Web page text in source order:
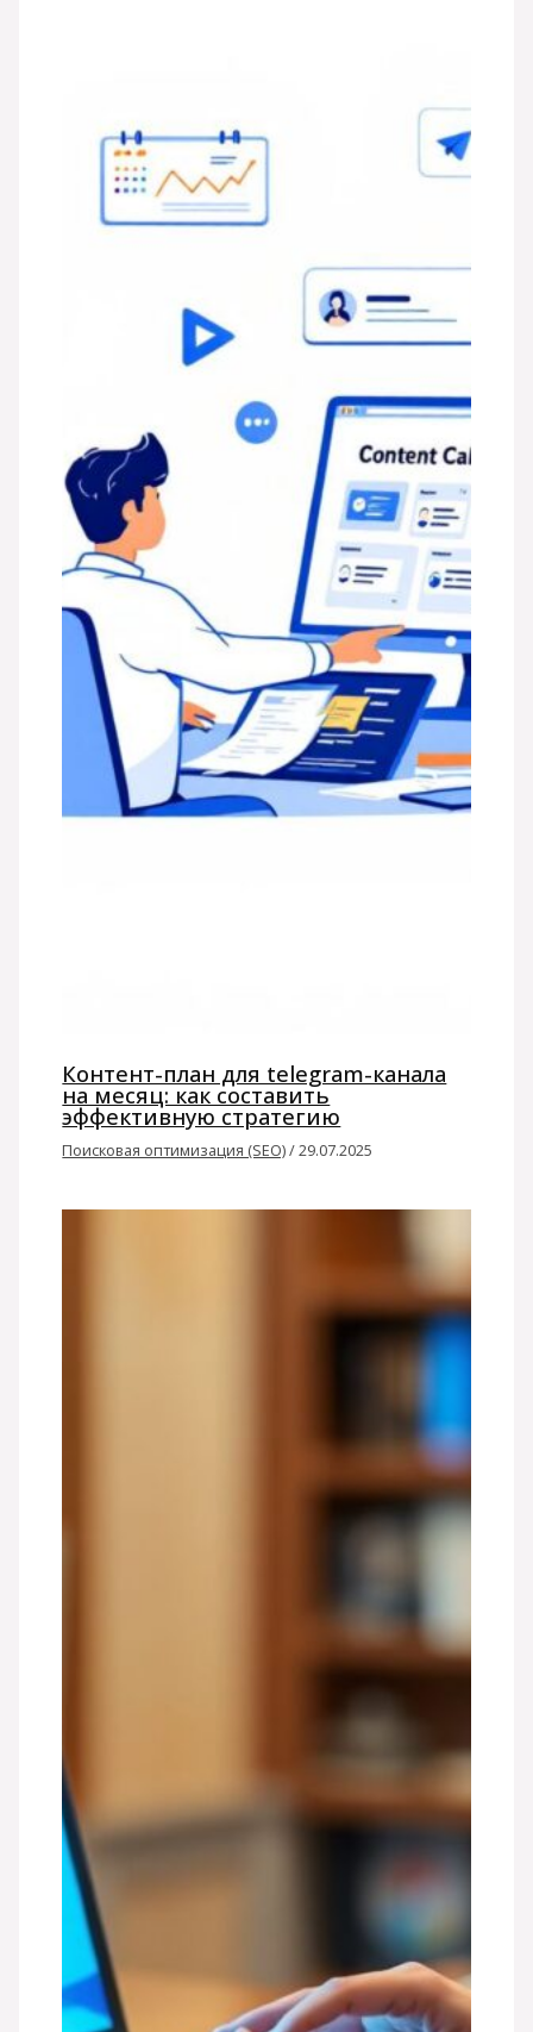
Контент-план для telegram-канала
на месяц: как составить
эффективную стратегию
Поисковая оптимизация (SEO)/29.07.2025